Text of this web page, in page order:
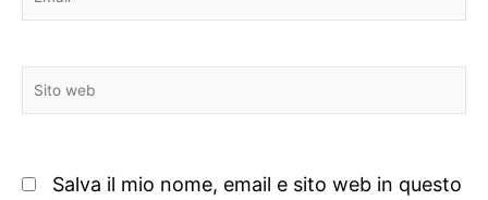
Sito
web
Salva il mio nome, email e sito web in questo